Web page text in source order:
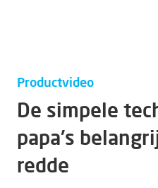
Productvideo
De simpele
papa's
redde